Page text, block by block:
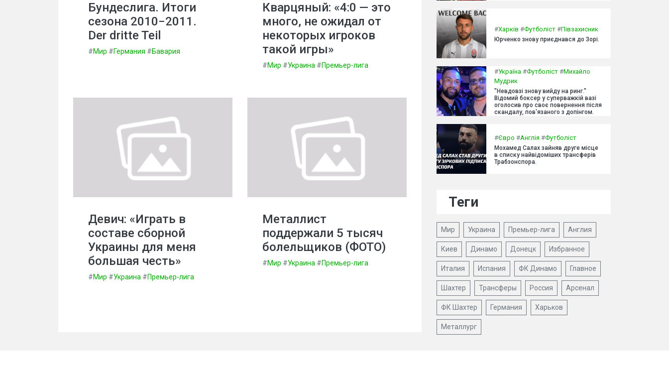
Бундеслига. Итоги
сезона 2010−2011.
Der dritte Teil
#Мир #Германия #Бавария
Кварцяный: «4:0 — это
много, не ожидал от
некоторых игроков
такой игры»
#Мир #Украина #Премьер-лига
Девич: «Играть в
составе сборной
Украины для меня
большая честь»
#Мир #Украина #Премьер-лига
Металлист
поддержали 5 тысяч
болельщиков (ФОТО)
#Мир #Украина #Премьер-лига
#Харків #Футболіст #Півзахисник
Юрченко знову приєднався до Зорі.
#Україна #Футболіст #Михайло
Мудрик
"Невдовзі знову вийду на ринг."
Відомий боксер у суперважкій вазі
оголосив про своє повернення після
скандалу, пов'язаного з допінгом.
#Євро #Англія #Футболіст
Мохамед Салах зайняв друге місце
в списку найвідоміших трансферів
Трабзонспора.
Теги
Мир Украина Премьер-лига Англия
Киев Динамо Донецк Избранное
Италия Испания ФК Динамо Главное
Шахтер Трансферы Россия Арсенал
ФК Шахтер Германия Харьков
Металлург